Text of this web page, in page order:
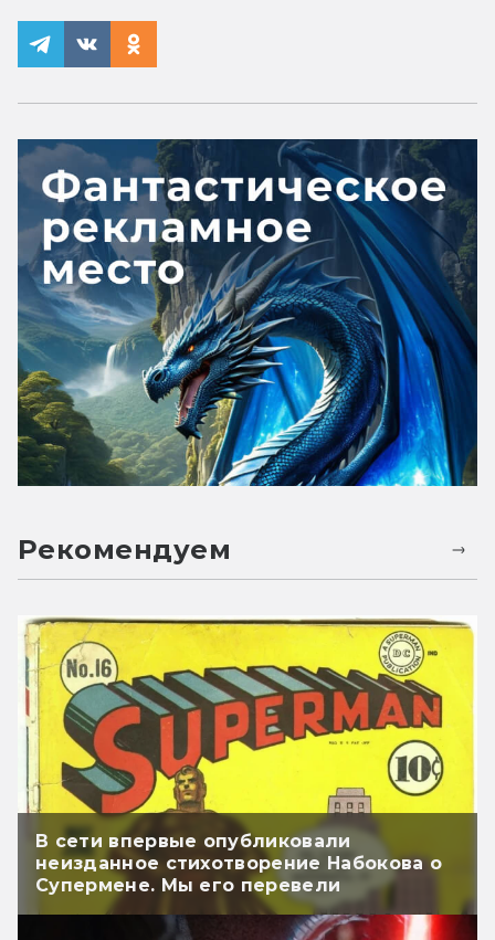
Рекомендуем
В сети впервые опубликовали
неизданное стихотворение Набокова о
Супермене. Мы его перевели